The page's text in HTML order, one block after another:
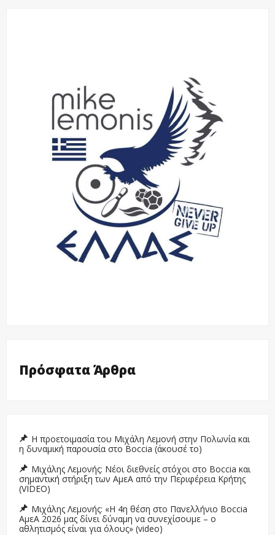
Πρόσφατα Άρθρα
Η προετοιμασία του Μιχάλη Λεμονή στην Πολωνία και
η δυναμική παρουσία στο Boccia (άκουσέ το)
Μιχάλης Λεμονής: Νέοι διεθνείς στόχοι στο Boccia και
σημαντική στήριξη των ΑμεΑ από την Περιφέρεια Κρήτης
(VIDEO)
Μιχάλης Λεμονής: «Η 4η θέση στο Πανελλήνιο Boccia
ΑμεΑ 2026 μας δίνει δύναμη να συνεχίσουμε – ο
αθλητισμός είναι για όλους» (video)